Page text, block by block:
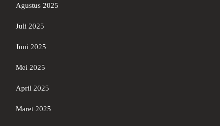
Agustus 2025
Juli 2025
Juni 2025
Mei 2025
April 2025
Maret 2025